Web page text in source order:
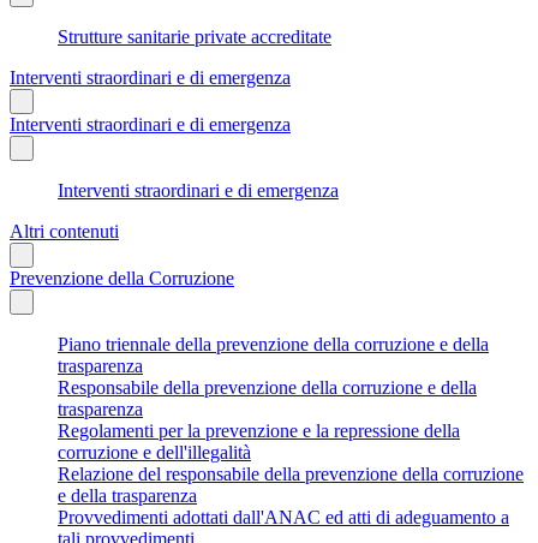
Strutture sanitarie private accreditate
Interventi straordinari e di emergenza
Interventi straordinari e di emergenza
Interventi straordinari e di emergenza
Altri contenuti
Prevenzione della Corruzione
Piano triennale della prevenzione della corruzione e della
trasparenza
Responsabile della prevenzione della corruzione e della
trasparenza
Regolamenti per la prevenzione e la repressione della
corruzione e dell'illegalità
Relazione del responsabile della prevenzione della corruzione
e della trasparenza
Provvedimenti adottati dall'ANAC ed atti di adeguamento a
tali provvedimenti